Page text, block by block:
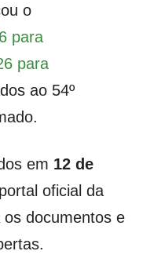
o
para
para
ao 54º
em 12 de
oficial da
documentos e